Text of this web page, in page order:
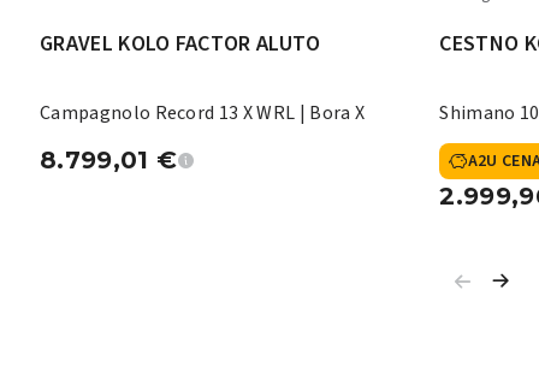
GRAVEL KOLO FACTOR ALUTO
Campagnolo Record 13 X WRL | Bora X
8.799,01 €
CESTNO
Shimano
A2U